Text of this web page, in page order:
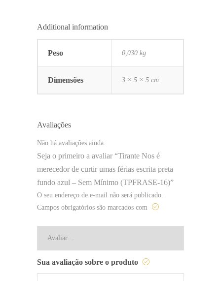
Additional information
Peso 0,030 kg
Dimensões 3 × 5 × 5 cm
Avaliações
Não há avaliações ainda.
Seja o primeiro a avaliar “Tirante Nos é
merecedor de curtir umas férias escrita preta
fundo azul – Sem Mínimo (TPFRASE-16)”
O seu endereço de e-mail não será publicado.
Campos obrigatórios são marcados com
Sua avaliação sobre o produto